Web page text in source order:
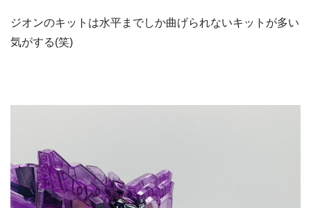
ジオンのキットは水平までしか曲げられないキットが多い
気がする(笑)